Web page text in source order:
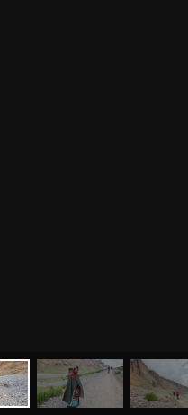
О НАС МАГАЗИН